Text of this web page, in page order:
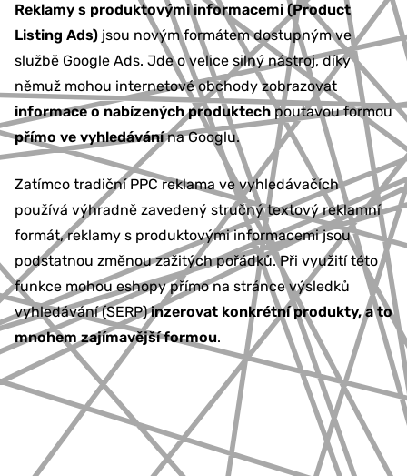
Reklamy s produktovými informacemi (Product
Listing Ads) jsou novým formátem dostupným ve
službě Google Ads. Jde o velice silný nástroj, díky
němuž mohou internetové obchody zobrazovat
informace o nabízených produktechpoutavou formou
přímo ve vyhledávánína Googlu.
Zatímco tradiční PPC reklama ve vyhledávačích
používá výhradně zavedený stručný textový reklamní
formát, reklamy s produktovými informacemi jsou
podstatnou změnou zažitých pořádků. Při využití této
funkce mohou eshopy přímo na stránce výsledků
vyhledávání (SERP)inzerovat konkrétní produkty, a to
mnohem zajímavější formou.